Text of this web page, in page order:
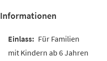
Informationen
Für Familien
mit Kindern ab 6 Jahren